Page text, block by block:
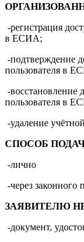
-регистрация
в ЕСИА;
-подтверждение
пользователя в
-восстановление
пользователя в
-удаление
СПОСОБ
-лично
-через законного
ЗАЯВИТЕЛЮ
-документ,